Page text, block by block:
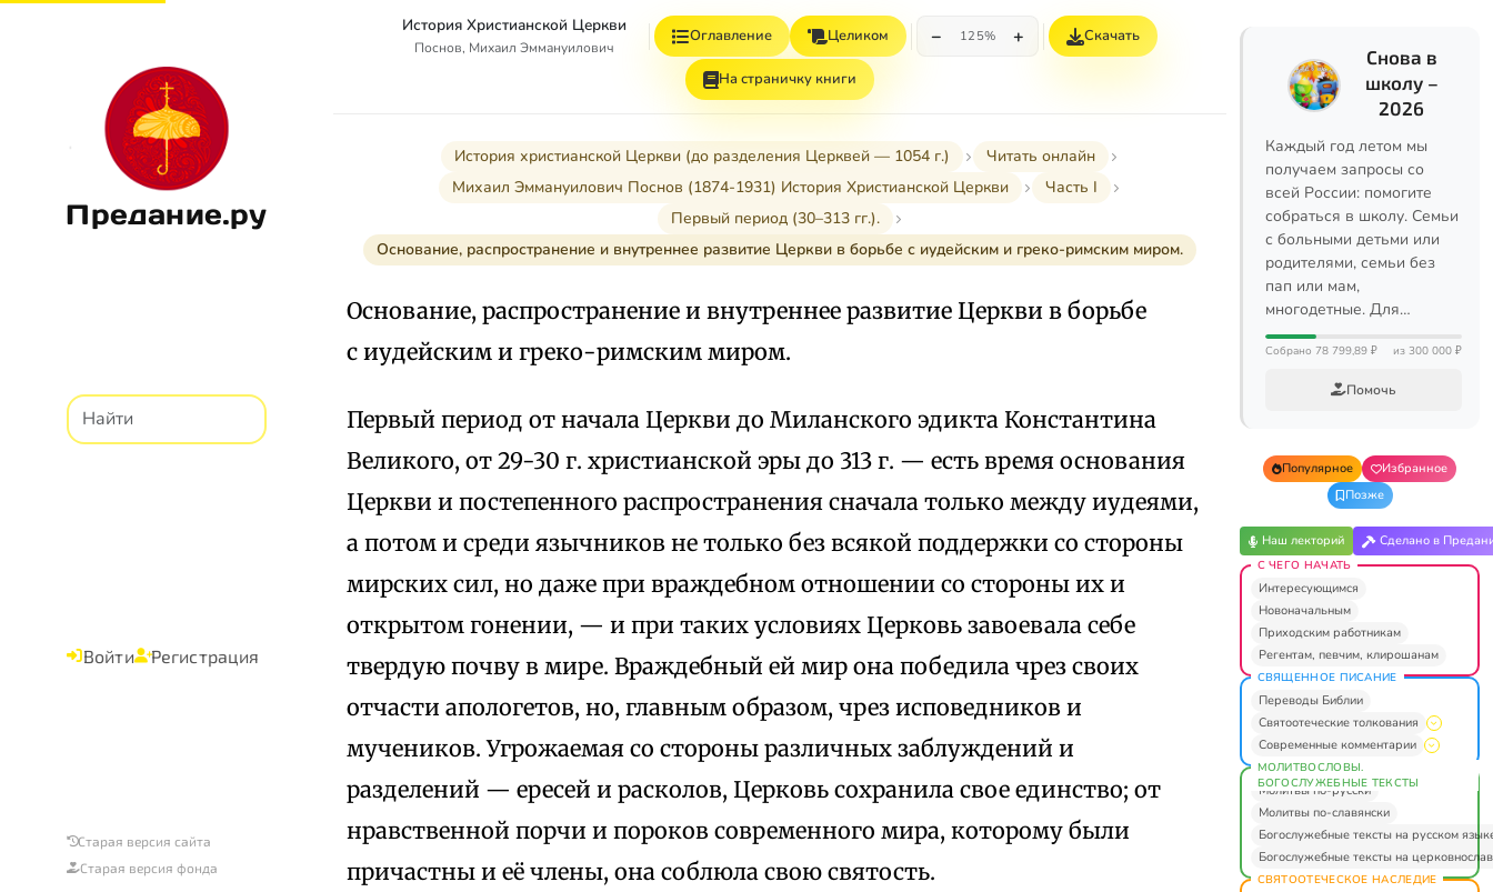
Предание.ру
Войти Регистрация
Старая версия сайта
Старая версия фонда
История Христианской Церкви
Поснов, Михаил Эммануилович
Оглавление Целиком − 125% + Скачать
На страничку книги
История христианской Церкви (до разделения Церквей — 1054 г.)
Читать онлайн
Михаил Эммануилович Поснов (1874-1931) История Христианской Церкви
Часть I
Первый период (30–313 гг.).
Основание, распространение и внутреннее развитие Церкви в борьбе с иудейским и греко-римским миром.
Основание, распространение и внутреннее развитие Церкви в борьбе
с иудейским и греко-римским миром.
Первый период от начала Церкви до Миланского эдикта Константина
Великого, от 29-30 г. христианской эры до 313 г. — есть время основания
Церкви и постепенного распространения сначала только между иудеями,
а потом и среди язычников не только без всякой поддержки со стороны
мирских сил, но даже при враждебном отношении со стороны их и
открытом гонении, — и при таких условиях Церковь завоевала себе
твердую почву в мире. Враждебный ей мир она победила чрез своих
отчасти апологетов, но, главным образом, чрез исповедников и
мучеников. Угрожаемая со стороны различных заблуждений и
разделений — ересей и расколов, Церковь сохранила свое единство; от
нравственной порчи и пороков современного мира, которому были
причастны и её члены, она соблюла свою святость.
Снова в
школу –
2026
Каждый год летом мы
получаем запросы со
всей России: помогите
собраться в школу. Семьи
с больными детьми или
родителями, семьи без
пап или мам,
многодетные. Для…
Собрано 78 799,89 ₽ из 300 000 ₽
Помочь
Популярное
Избранное
Позже
Наш лекторий Сделано в
С ЧЕГО НАЧАТЬ
Интересующимся
Новоначальным
Приходским работникам
Регентам, певчим, клирошанам
СВЯЩЕННОЕ ПИСАНИЕ
Переводы Библии
Святоотеческие толкования
Современные комментарии
МОЛИТВОСЛОВЫ.
БОГОСЛУЖЕБНЫЕ ТЕКСТЫ
Молитвы по-русски
Молитвы по-славянски
Богослужебные тексты на русском
Богослужебные тексты на
СВЯТООТЕЧЕСКОЕ НАСЛЕДИЕ